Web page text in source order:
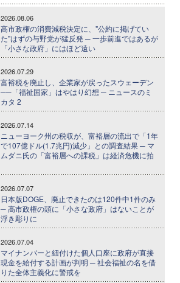
2026.08.06
高市政権の消費減税決定に、"公約に掲げてい
た"はずの与野党が猛反発 ─ 一歩前進ではあるが
「小さな政府」にはほど遠い
2026.07.29
富裕税を廃止し、企業家が戻ったスウェーデン
──「福祉国家」はやはり幻想 ─ ニュースのミ
カタ 2
2026.07.14
ニューヨーク州の税収が、富裕層の流出で「1年
で107億ドル(1.7兆円)減少」との調査結果 ─ マ
ムダニ氏の「富裕層への課税」は経済危機に拍
2026.07.07
日本版DOGE、廃止できたのは120件中1件のみ
─ 高市政権の頭に「小さな政府」はないことが
浮き彫りに
2026.07.04
マイナンバーと紐付けた個人口座に政府が直接
現金を給付する計画が判明 ─ 社会福祉の名を借
りた全体主義化に警戒を